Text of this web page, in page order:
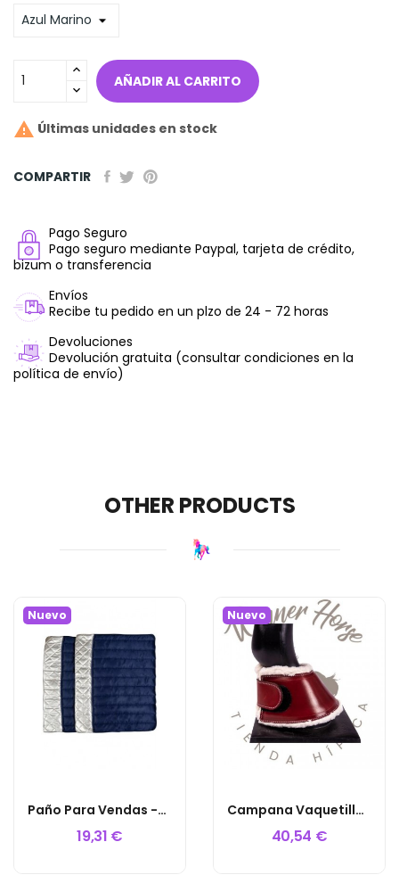
AÑADIR AL CARRITO
 Últimas unidades en stock
COMPARTIR
Pago Seguro
Pago seguro mediante Paypal, tarjeta de crédito,
bizum o transferencia
Envíos
Recibe tu pedido en un plzo de 24 - 72 horas
Devoluciones
Devolución gratuita (consultar condiciones en la
política de envío)
OTHER PRODUCTS
Nuevo
Paño Para Vendas -Golden Queen- Style (PAR) HKM
19,31 €
Nuevo
Campana Vaquetilla Extra Con Borreguito-CEREZA
40,54 €